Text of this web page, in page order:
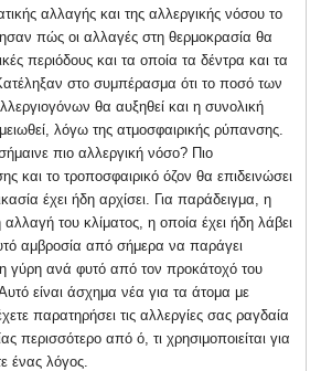
αλλαγής και της αλλεργικής νόσου το
πώς οι αλλαγές στη θερμοκρασία θα
περιόδους και τα οποία τα δέντρα και τα
στο συμπέρασμα ότι το ποσό των
θα αυξηθεί και η συνολική
λόγω της ατμοσφαιρικής ρύπανσης.
πιο αλλεργική νόσο? Πιο
και το τροποσφαιρικό όζον θα επιδεινώσει
έχει ήδη αρχίσει. Για παράδειγμα, η
αλλαγή του κλίματος, η οποία έχει ήδη λάβει
αμβροσία από σήμερα να παράγει
γύρη ανά φυτό από τον προκάτοχό του
είναι άσχημα νέα για τα άτομα με
παρατηρήσει τις αλλεργίες σας ραγδαία
περισσότερο από ό, τι χρησιμοποιείται για
ένας λόγος.